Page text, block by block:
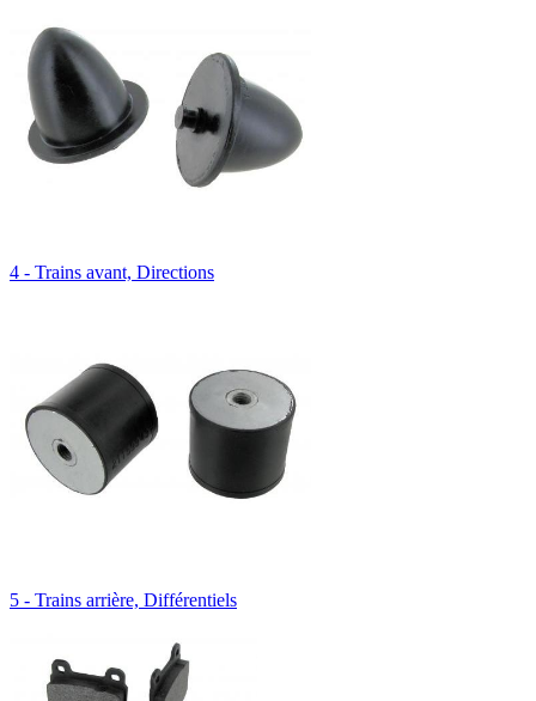
4 - Trains avant, Directions
5 - Trains arrière, Différentiels